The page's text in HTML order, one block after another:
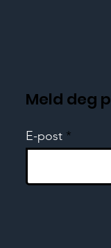
Meld deg
E-post